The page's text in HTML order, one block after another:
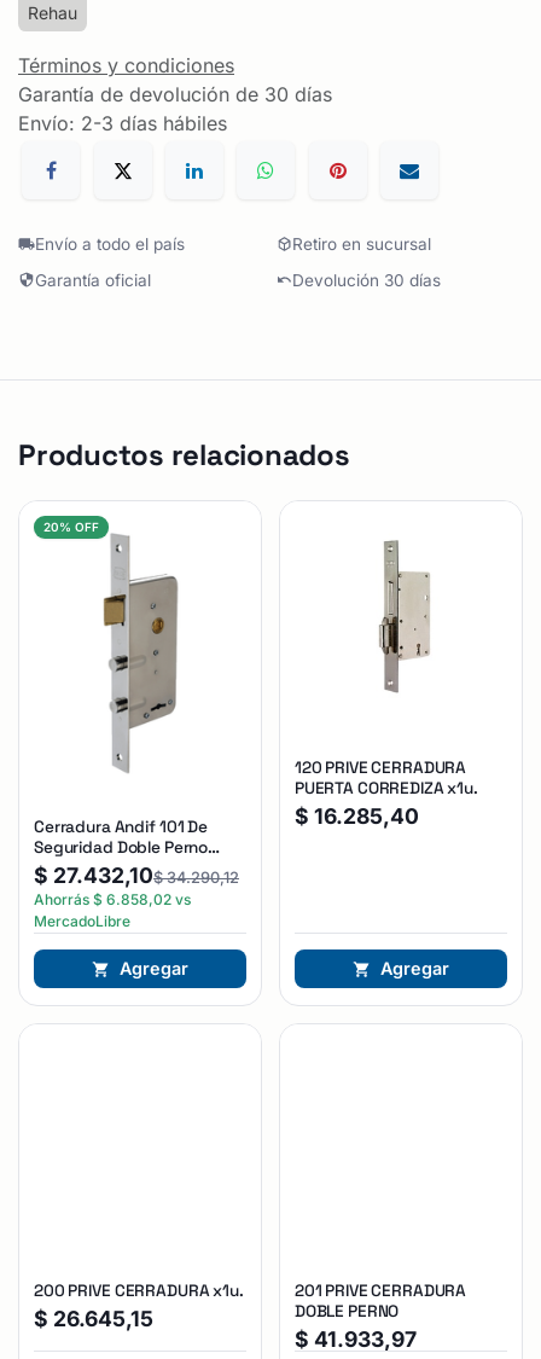
Rehau
Términos y condiciones
Garantía de devolución de 30 días
Envío: 2-3 días hábiles
Envío a todo el país
Retiro en sucursal
Garantía oficial
Devolución 30 días
Productos relacionados
20% OFF
Cerradura Andif 101 De
Seguridad Doble Perno
Reforzada Plateado
$ 27.432,10$34.290,12
Ahorrás $ 6.858,02 vs
MercadoLibre
Agregar
120 PRIVE CERRADURA
PUERTA CORREDIZA x1u.
$ 16.285,40
Agregar
200 PRIVE CERRADURA x1u.
$ 26.645,15
201 PRIVE CERRADURA
DOBLE PERNO
$ 41.933,97